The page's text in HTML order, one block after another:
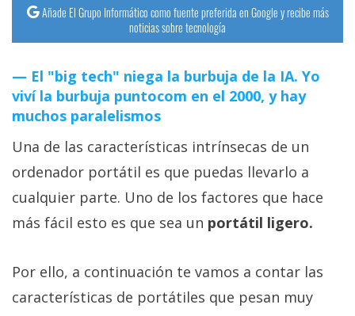
Añade El Grupo Informático como fuente preferida en Google y recibe más
noticias sobre tecnología
El "big tech" niega la burbuja de la IA. Yo
viví la burbuja puntocom en el 2000, y hay
muchos paralelismos
Una de las características intrínsecas de un
ordenador portátil es que puedas llevarlo a
cualquier parte. Uno de los factores que hace
más fácil esto es que sea un portátil ligero.
Por ello, a continuación te vamos a contar las
características de portátiles que pesan muy